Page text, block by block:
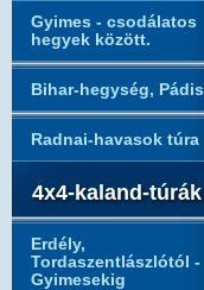
Gyimes - csodálatos
hegyek között.
Bihar-hegység, Pádis
Radnai-havasok túra
4x4-kaland-túrák
Erdély,
Tordaszentlászlótól -
Gyimesekig